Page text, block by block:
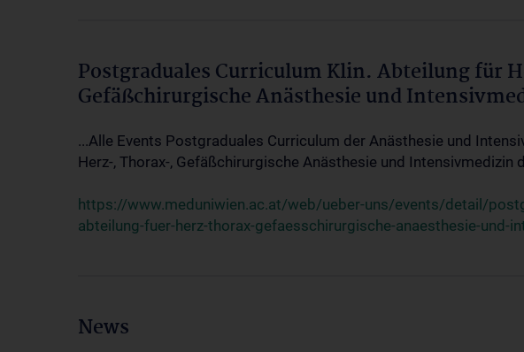
Postgraduales Curriculum Klin. Abteilung für
Gefäßchirurgische Anästhesie und
...Alle Events Postgraduales Curriculum der Anästhesie und
Herz-, Thorax-, Gefäßchirurgische Anästhesie und Intensivmedizin
https://www.meduniwien.ac.at/web/ueber-uns/events/detail/
abteilung-fuer-herz-thorax-gefaesschirurgische-anaesthesie-und-
News